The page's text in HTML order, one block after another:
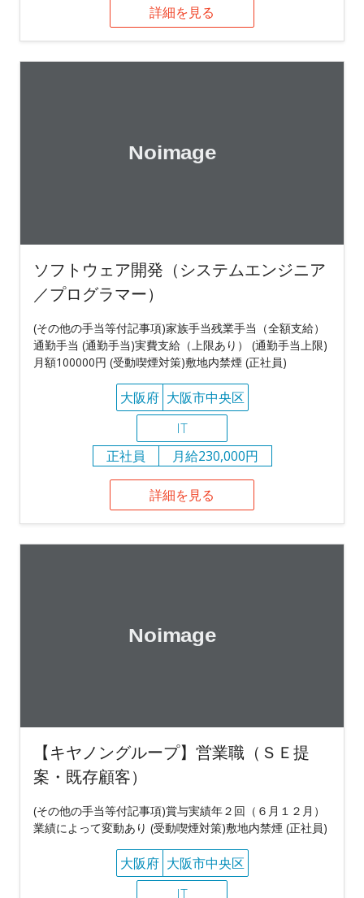
詳細を見る
ソフトウェア開発（システムエンジニア
／プログラマー）
(その他の手当等付記事項)家族手当残業手当（全額支給）
通勤手当 (通勤手当)実費支給（上限あり） (通勤手当上限)
月額100000円 (受動喫煙対策)敷地内禁煙 (正社員)
大阪府 大阪市中央区
IT
正社員
月給230,000円
詳細を見る
【キヤノングループ】営業職（ＳＥ提
案・既存顧客）
(その他の手当等付記事項)賞与実績年２回（６月１２月）
業績によって変動あり (受動喫煙対策)敷地内禁煙 (正社員)
大阪府 大阪市中央区
IT